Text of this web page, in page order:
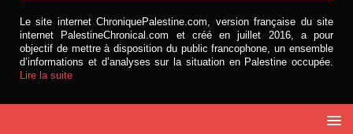
Le site internet ChroniquePalestine.com, version française du site
internet PalestineChronical.com et créé en juillet 2016, a pour
objectif de mettre à disposition du public francophone, un ensemble
d’informations et d’analyses sur la situation en Palestine occupée.
Lire la suite